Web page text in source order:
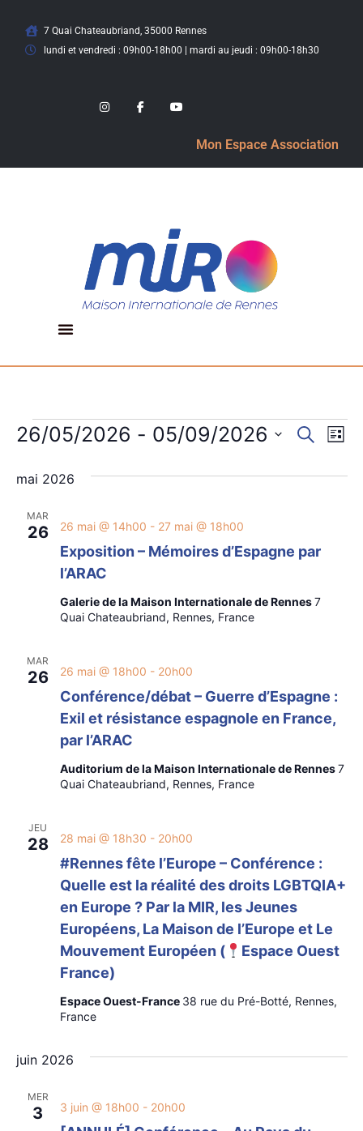
7 Quai Chateaubriand, 35000 Rennes
lundi et vendredi : 09h00-18h00 | mardi au jeudi : 09h00-18h30
Mon Espace Association
et
vues
Liste
26/05/2026 - 05/09/2026
date.
mai 2026
MAR
26
Exposition – Mémoires d’Espagne par
l’ARAC
26 mai @ 14h00 - 27 mai @ 18h00
Galerie de la Maison Internationale de Rennes7
Quai Chateaubriand, Rennes, France
MAR
26
Conférence/débat – Guerre d’Espagne :
Exil et résistance espagnole en France,
par l’ARAC
26 mai @ 18h00 - 20h00
Auditorium de la Maison Internationale de Rennes7
Quai Chateaubriand, Rennes, France
JEU
28
#Rennes fête l’Europe – Conférence :
Quelle est la réalité des droits LGBTQIA+
en Europe ? Par la MIR, les Jeunes
Européens, La Maison de l’Europe et Le
Mouvement Européen (
Espace Ouest
France)
28 mai @ 18h30 - 20h00
Espace Ouest-France 38 rue du Pré-Botté, Rennes,
France
juin 2026
MER
3 3 juin @ 18h00 - 20h00